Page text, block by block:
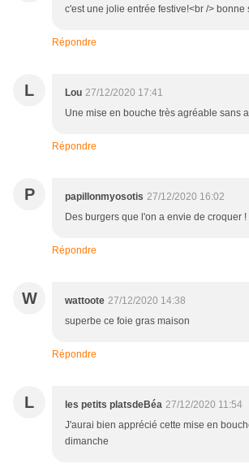
c'est une jolie entrée festive!<br /> bonne
Répondre
L Lou 27/12/2020 17:41
Une mise en bouche très agréable sans
Répondre
P papillonmyosotis 27/12/2020 16:02
Des burgers que l'on a envie de croquer !
Répondre
W wattoote 27/12/2020 14:38
superbe ce foie gras maison
Répondre
L les petits platsdeBéa 27/12/2020 11:54
J'aurai bien apprécié cette mise en
dimanche